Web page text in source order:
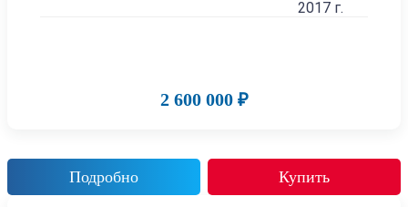
2017 г.
2 600 000 ₽
Подробно Купить